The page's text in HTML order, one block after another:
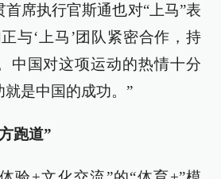
席执行官斯通也对“上马”表
与‘上马’团队紧密合作，持
中国对这项运动的热情十分
是中国的成功。”
跑道”